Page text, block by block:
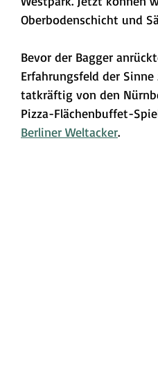
Oberbodenschicht und
Bevor der Bagger
Erfahrungsfeld der
tatkräftig von den
Pizza-Flächenbuffet-
Berliner Weltacker.